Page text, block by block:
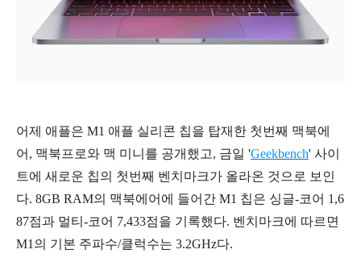
어제 애플은 M1 애플 실리콘 칩을 탑재한 첫번째 맥북에
어, 맥북프로와 맥 미니를 공개했고, 금일 'Geekbench' 사이
트에 새로운 칩의 첫번째 벤치마크가 올라온 것으로 보인
다. 8GB RAM의 맥북에어에 들어간 M1 칩은 싱글-코어 1,6
87점과 멀티-코어 7,433점을 기록했다. 벤치마크에 따르면
M1의 기본 주파수/클럭수는 3.2GHz다.